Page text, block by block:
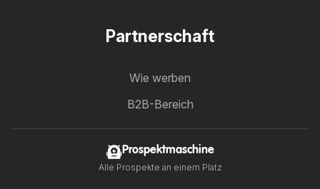
Partnerschaft
Wie werben
B2B-Bereich
Prospektmaschine
Alle Prospekte an einem Platz